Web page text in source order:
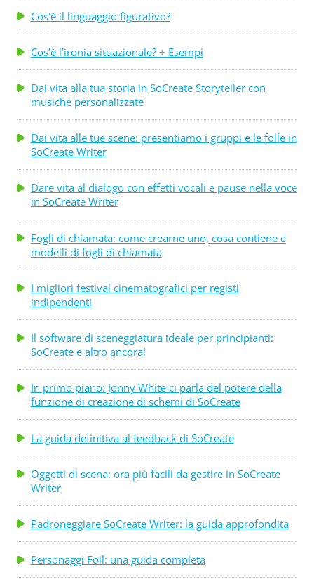
Cos'è il linguaggio figurativo?
Cos’è l’ironia situazionale? + Esempi
Dai vita alla tua storia in SoCreate Storyteller con
musiche personalizzate
Dai vita alle tue scene: presentiamo i gruppi e le folle in
SoCreate Writer
Dare vita al dialogo con effetti vocali e pause nella voce
in SoCreate Writer
Fogli di chiamata: come crearne uno, cosa contiene e
modelli di fogli di chiamata
I migliori festival cinematografici per registi
indipendenti
Il software di sceneggiatura ideale per principianti:
SoCreate e altro ancora!
In primo piano: Jonny White ci parla del potere della
funzione di creazione di schemi di SoCreate
La guida definitiva al feedback di SoCreate
Oggetti di scena: ora più facili da gestire in SoCreate
Writer
Padroneggiare SoCreate Writer: la guida approfondita
Personaggi Foil: una guida completa